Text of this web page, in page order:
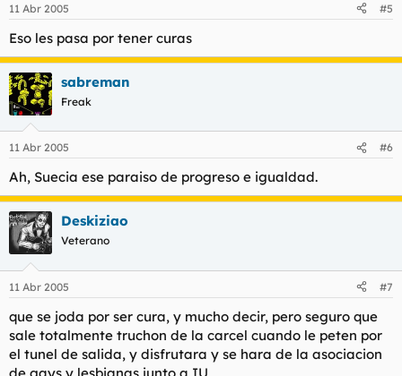
11 Abr 2005 #5
Eso les pasa por tener curas
sabreman
Freak
11 Abr 2005 #6
Ah, Suecia ese paraiso de progreso e igualdad.
Deskiziao
Veterano
11 Abr 2005 #7
que se joda por ser cura, y mucho decir, pero seguro que
sale totalmente truchon de la carcel cuando le peten por
el tunel de salida, y disfrutara y se hara de la asociacion
de gays y lesbianas junto a IU